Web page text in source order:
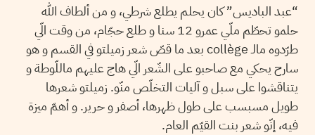
“عبد الباديس” كان يحلم يطلع شرطي، و من ألطاف الله
حلمو تحطّم ملّي عمرو 12 سنا و طلع حجّام، من وقت الّي
طرّدوه مالـ collège بعد ما قصّ شعر زميلتو في القسم و هو
سارح يحكي مع صاحبو على الشّعر الّي هاج عليهم ماللّوطة و
يتناقشوا على سبل و آليات التخلّص منّو. زميلتو شعرها
طويل مسبسب على طول ظهرها، أصفر و حرير. و أهمّ ميزة
فيه، إنّو شعر بنت القيّم العام.